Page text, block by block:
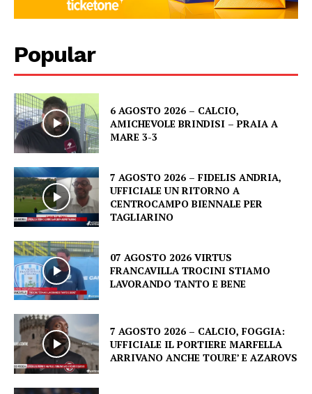
Popular
6 AGOSTO 2026 – CALCIO,
AMICHEVOLE BRINDISI – PRAIA A
MARE 3-3
7 AGOSTO 2026 – FIDELIS ANDRIA,
UFFICIALE UN RITORNO A
CENTROCAMPO BIENNALE PER
TAGLIARINO
07 AGOSTO 2026 VIRTUS
FRANCAVILLA TROCINI STIAMO
LAVORANDO TANTO E BENE
7 AGOSTO 2026 – CALCIO, FOGGIA:
UFFICIALE IL PORTIERE MARFELLA
ARRIVANO ANCHE TOURE’ E AZAROVS